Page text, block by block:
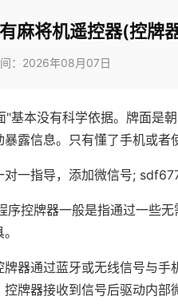
麻将机遥控器(控牌
：2026年08月07日
基本没有科学依据。牌面是
露信息。只有懂了手机或者
一指导，添加微信号;
序控牌器一般是指通过一些
器通过蓝牙或无线信号与手
牌器接收到信号后驱动内部